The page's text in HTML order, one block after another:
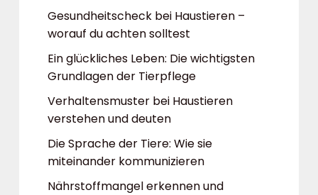
Gesundheitscheck bei Haustieren –
worauf du achten solltest
Ein glückliches Leben: Die wichtigsten
Grundlagen der Tierpflege
Verhaltensmuster bei Haustieren
verstehen und deuten
Die Sprache der Tiere: Wie sie
miteinander kommunizieren
Nährstoffmangel erkennen und